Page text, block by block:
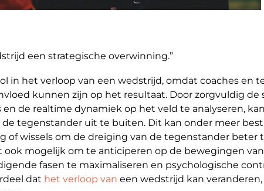
een strategische overwinning.”
in het verloop van een wedstrijd, omdat coaches en
kunnen zijn op het resultaat. Door zorgvuldig de
de realtime dynamiek op het veld te analyseren,
tegenstander uit te buiten. Dit kan onder meer
of wissels om de dreiging van de tegenstander beter
mogelijk om te anticiperen op de bewegingen
fasen te maximaliseren en psychologische
dat het verloop van een wedstrijd kan